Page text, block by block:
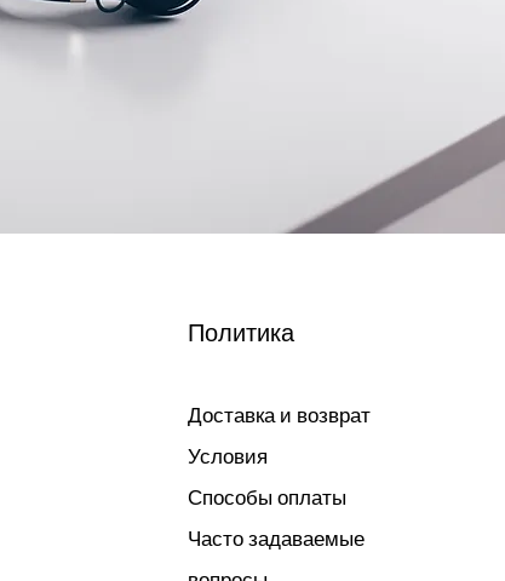
Политика
Доставка и возврат
Условия
Способы оплаты
Часто задаваемые